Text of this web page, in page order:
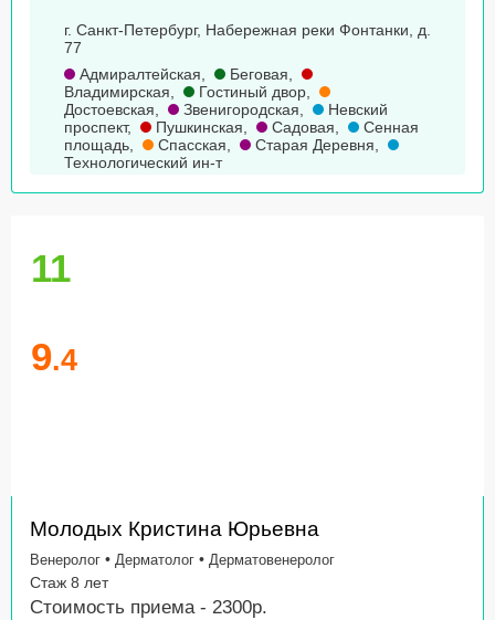
г. Санкт-Петербург, Набережная реки Фонтанки, д.
77
Адмиралтейская, Беговая,
Владимирская, Гостиный двор,
Достоевская, Звенигородская,
Невский
проспект, Пушкинская, Садовая,
Сенная
площадь, Спасская, Старая Деревня,
Технологический ин-т
11
9.4
Молодых Кристина Юрьевна
Венеролог • Дерматолог • Дерматовенеролог
Стаж 8 лет
Стоимость приема - 2300р.